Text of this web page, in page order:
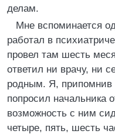
делам.
Мне вспоминается
работал в
провел там шесть
ответил ни врачу, ни
родным. Я, припомнив
попросил начальника
возможность с ним
четыре, пять, шесть